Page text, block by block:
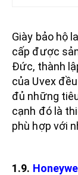
Giày bảo hộ
cấp được
Đức, thành
của Uvex
đủ những
cạnh đó là
phù hợp với
1.9.